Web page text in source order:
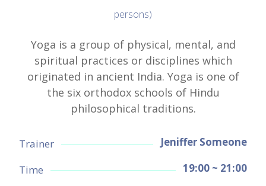
persons)
Yoga is a group of physical, mental, and
spiritual practices or disciplines which
originated in ancient India. Yoga is one of
the six orthodox schools of Hindu
philosophical traditions.
Trainer Jeniffer Someone
Time 19:00 ~ 21:00